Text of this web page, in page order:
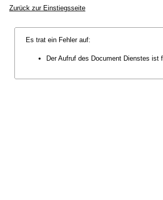
Zurück zur Einstiegsseite
Es trat ein Fehler auf:
Der Aufruf des Document Dienstes ist